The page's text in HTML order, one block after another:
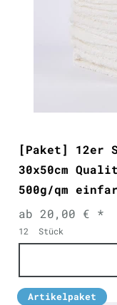
[Paket] 12er
30x50cm
500g/qm
ab 20,00 € *
12 Stück
Artikelpaket